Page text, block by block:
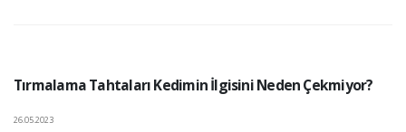
Tırmalama Tahtaları Kedimin İlgisini Neden Çekmiyor?
26.05.2023